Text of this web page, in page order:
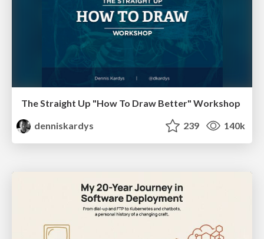
The Straight Up "How To Draw Better" Workshop
denniskardys
239 140k